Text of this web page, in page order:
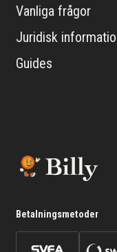
Vanliga frågor
Juridisk
Guides
Betalningsmetoder